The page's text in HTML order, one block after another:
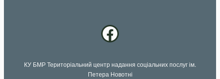
Facebook
КУ БМР Територіальний центр надання соціальних послуг ім.
Петера Новотні